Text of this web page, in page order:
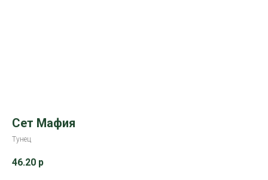
Сет Мафия
Тунец
46.20 р